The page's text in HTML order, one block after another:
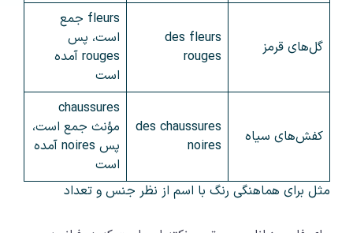
گل‌های قرمز
des fleurs
rouges
fleurs جمع
است، پس
rouges آمده
است
کفش‌های سیاه
des chaussures
noires
chaussures
مؤنث جمع است،
پس noires آمده
است
مثل برای هماهنگی رنگ با اسم از نظر جنس و تعداد